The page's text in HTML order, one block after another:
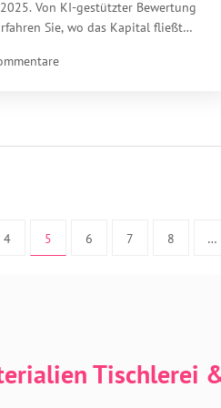
Von KI-gestützter Bewertung
Sie, wo das Kapital fließt
4 5 6 7 8 …
Tischlerei